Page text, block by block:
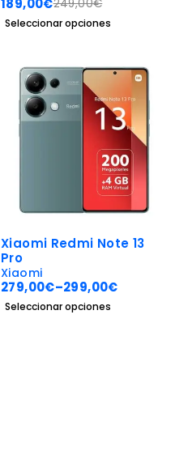
249,00€
189,00€
Seleccionar opciones
-20%
Xiaomi Redmi Note 13
Pro
Xiaomi
279,00€–299,00€
Seleccionar opciones